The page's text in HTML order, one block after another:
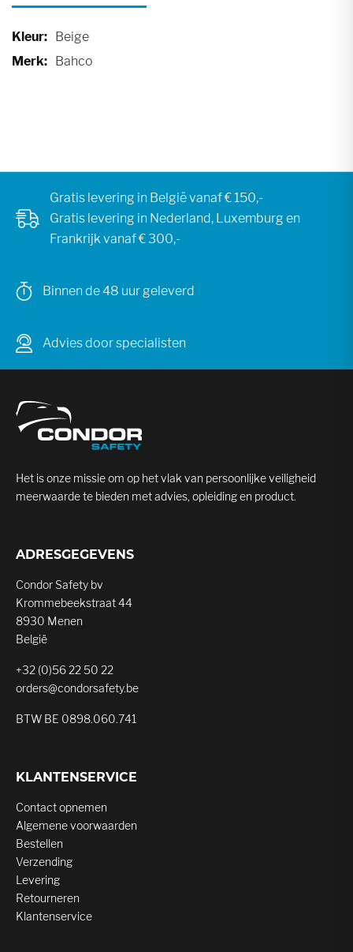
Meer
informatie
Beige
Bahco
Gratis levering in België vanaf € 150,-
Gratis levering in Nederland, Luxemburg en
Frankrijk vanaf € 300,-
Binnen de 48 uur geleverd
Advies door specialisten
Het is onze missie om op het vlak van persoonlijke veiligheid
meerwaarde te bieden met advies, opleiding en product.
ADRESGEGEVENS
Condor Safety bv
Krommebeekstraat 44
8930 Menen
België
+32 (0)56 22 50 22
orders@condorsafety.be
BTW BE 0898.060.741
KLANTENSERVICE
Contact opnemen
Algemene voorwaarden
Bestellen
Verzending
Levering
Retourneren
Klantenservice